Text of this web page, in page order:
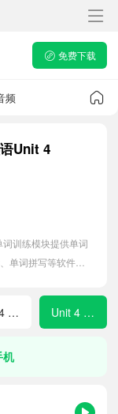
免费下载
频
Unit 4
训练模块提供单词
单词拼写等软件
Unit 4 Topic 3 Amazing Science Unit 4 Review
机